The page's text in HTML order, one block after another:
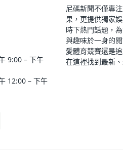
9:00 – 下午
12:00 – 下午
尼碼新聞不僅專
果，更提供獨家
時下熱門話題，
與趣味於一身的
愛體育競賽還是
在這裡找到最新